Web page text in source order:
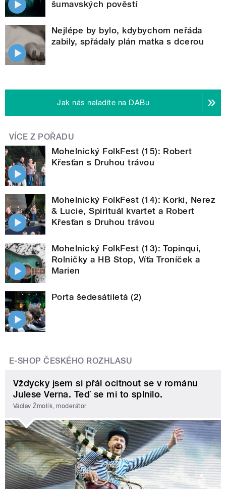
šumavských pověstí
Nejlépe by bylo, kdybychom neřáda
zabily, spřádaly plán matka s dcerou
Jak nás naladíte na DABu
VÍCE Z POŘADU
Mohelnický FolkFest (15): Robert
Křesťan s Druhou trávou
Mohelnický FolkFest (14): Korki, Nerez
& Lucie, Spirituál kvartet a Robert
Křesťan s Druhou trávou
Mohelnický FolkFest (13): Topinqui,
Rolničky a HB Stop, Víťa Troníček a
Marien
Porta šedesátiletá (2)
E-SHOP ČESKÉHO ROZHLASU
Vždycky jsem si přál ocitnout se v románu
Julese Verna. Teď se mi to splnilo.
Václav Žmolík, moderátor